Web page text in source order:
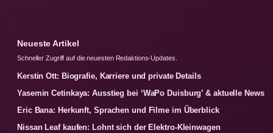
Neueste Artikel
Schneller Zugriff auf die neuesten Redaktions-Updates.
Kerstin Ott: Biografie, Karriere und private Details
Yasemin Cetinkaya: Ausstieg bei ‘WaPo Duisburg’ & aktuelle News
Eric Bana: Herkunft, Sprachen und Filme im Überblick
Nissan Leaf kaufen: Lohnt sich der Elektro-Kleinwagen